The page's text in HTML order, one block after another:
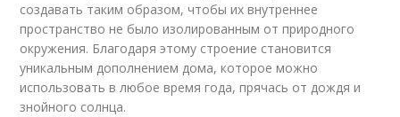
создавать таким образом, чтобы их внутреннее
пространство не было изолированным от природного
окружения. Благодаря этому строение становится
уникальным дополнением дома, которое можно
использовать в любое время года, прячась от дождя и
знойного солнца.